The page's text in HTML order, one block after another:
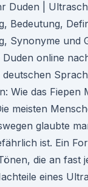
Duden |
Bedeutung,
Synonyme und
online
Wie das Fiepen
meisten
glaubte
ist. Ein
die an fast
eines